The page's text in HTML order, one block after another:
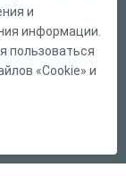
и
информации.
пользоваться
«Cookie» и